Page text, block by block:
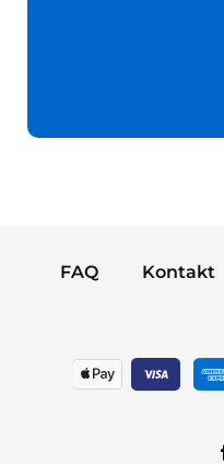
FAQ Kontakt